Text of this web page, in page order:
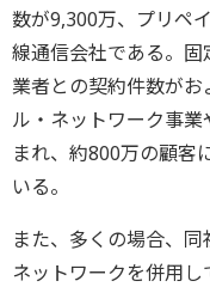
数が9,300万、プリペ
線通信会社である。
業者との契約件数が
ル・ネットワーク事
まれ、約800万の顧客
いる。
また、多くの場合、
ネットワークを併用